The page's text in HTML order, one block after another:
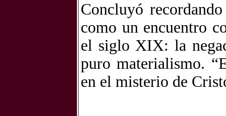
Concluyó
como un encuentro
el siglo XIX: la
puro materialismo.
en el misterio de